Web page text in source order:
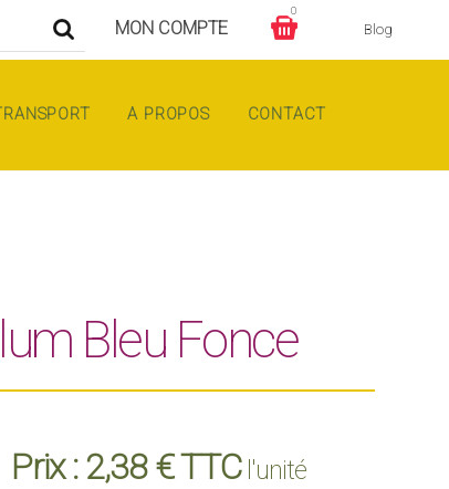
MON COMPTE
0
Blog
A PROPOS CONTACT
Bleu Fonce
Prix :2,38 € TTCl'unité